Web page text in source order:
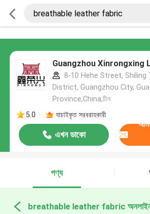
Guangzhou Xinrongxing
8-10 Hehe Street, Shiling
District, Guangzhou City,
Province,China,চীন
5.0
যাচাইকৃত সরবরাহকারী
এখন ডাকো
পণ্য
breathable leather fabric অনলাইন